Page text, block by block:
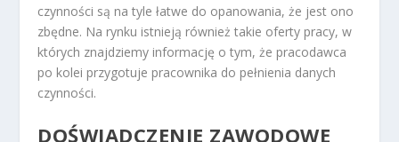
czynności są na tyle łatwe do opanowania, że jest ono
zbędne. Na rynku istnieją również takie oferty pracy, w
których znajdziemy informację o tym, że pracodawca
po kolei przygotuje pracownika do pełnienia danych
czynności.
DOŚWIADCZENIE ZAWODOWE